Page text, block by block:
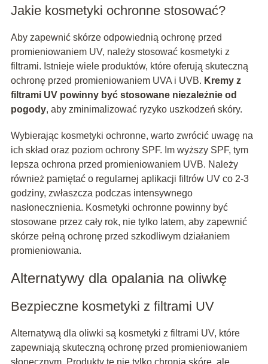
Jakie kosmetyki ochronne stosować?
Aby zapewnić skórze odpowiednią ochronę przed
promieniowaniem UV, należy stosować kosmetyki z
filtrami. Istnieje wiele produktów, które oferują skuteczną
ochronę przed promieniowaniem UVA i UVB. Kremy z
filtrami UV powinny być stosowane niezależnie od
pogody, aby zminimalizować ryzyko uszkodzeń skóry.
Wybierając kosmetyki ochronne, warto zwrócić uwagę na
ich skład oraz poziom ochrony SPF. Im wyższy SPF, tym
lepsza ochrona przed promieniowaniem UVB. Należy
również pamiętać o regularnej aplikacji filtrów UV co 2-3
godziny, zwłaszcza podczas intensywnego
nasłonecznienia. Kosmetyki ochronne powinny być
stosowane przez cały rok, nie tylko latem, aby zapewnić
skórze pełną ochronę przed szkodliwym działaniem
promieniowania.
Alternatywy dla opalania na oliwkę
Bezpieczne kosmetyki z filtrami UV
Alternatywą dla oliwki są kosmetyki z filtrami UV, które
zapewniają skuteczną ochronę przed promieniowaniem